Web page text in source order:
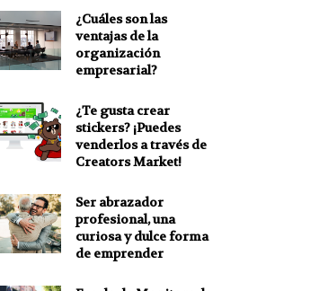
¿Cuáles son las
ventajas de la
organización
empresarial?
¿Te gusta crear
stickers? ¡Puedes
venderlos a través de
Creators Market!
Ser abrazador
profesional, una
curiosa y dulce forma
de emprender